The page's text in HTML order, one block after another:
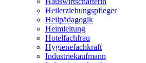
Heilerziehungspfleger
Heilpädagogik
Heimleitung
Hotelfachfrau
Hygienefachkraft
Industriekaufmann